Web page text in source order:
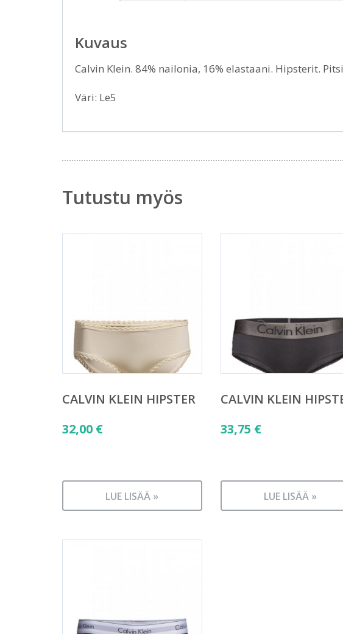
Kuvaus
Calvin Klein. 84% nailonia, 16% elastaani. Hipsterit.
Väri: Le5
Tutustu myös
CALVIN KLEIN HIPSTER
32,00 €
LUE LISÄÄ »
CALVIN KLEIN
33,75 €
LUE LISÄÄ »